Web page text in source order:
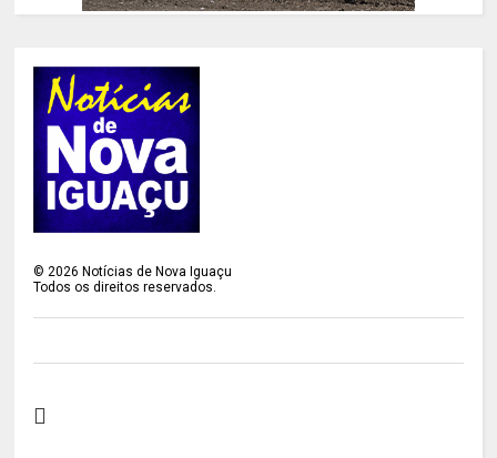
©2026 Notícias de Nova Iguaçu
Todos os direitos reservados.